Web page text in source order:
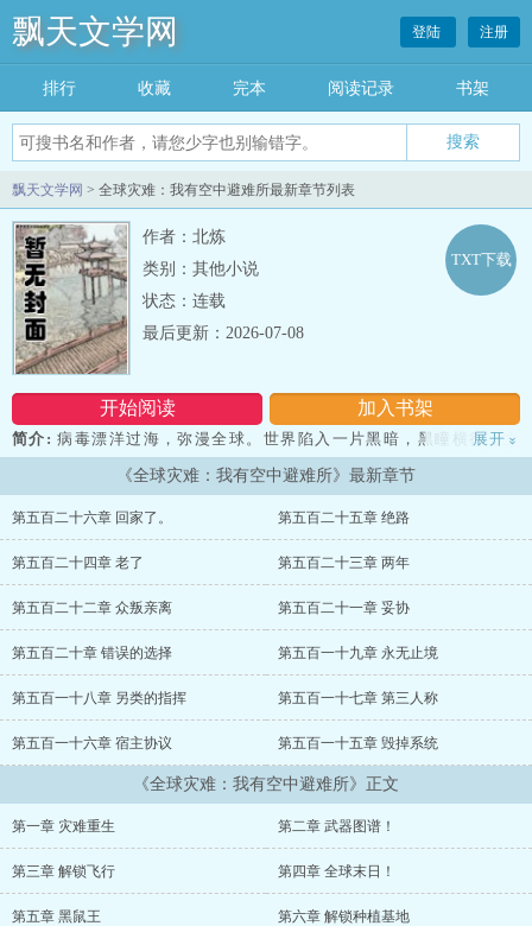
飘天文学网 登陆 注册
排行 收藏 完本 阅读记录 书架
飘天文学网 > 全球灾难：我有空中避难所最新章节列表
作者：北炼
类别：其他小说
状态：连载
开始阅读 加入书架
TXT下载
最后更新：2026-07-08
简介: 病毒漂洋过海，弥漫全球。世界陷入一片黑暗，黑瞳横行，文
明受损。带着高科技重返末日之前，秦宇只想保护自己家人。当世界
上所有生物都能成为敌人，又将如何生存下去......本小说网提供北炼
著作的全球灾难：我有空中避难所最新章节，全球灾难：我有空中避
验！--全球灾难：我有空中避难所...
展开 »
《全球灾难：我有空中避难所》最新章节
第五百二十六章 回家了。 第五百二十五章 绝路
第五百二十四章 老了 第五百二十三章 两年
第五百二十二章 众叛亲离 第五百二十一章 妥协
第五百二十章 错误的选择 第五百一十九章 永无止境
第五百一十八章 另类的指挥 第五百一十七章 第三人称
第五百一十六章 宿主协议 第五百一十五章 毁掉系统
《全球灾难：我有空中避难所》正文
第一章 灾难重生 第二章 武器图谱！
第三章 解锁飞行 第四章 全球末日！
第五章 黑鼠王 第六章 解锁种植基地